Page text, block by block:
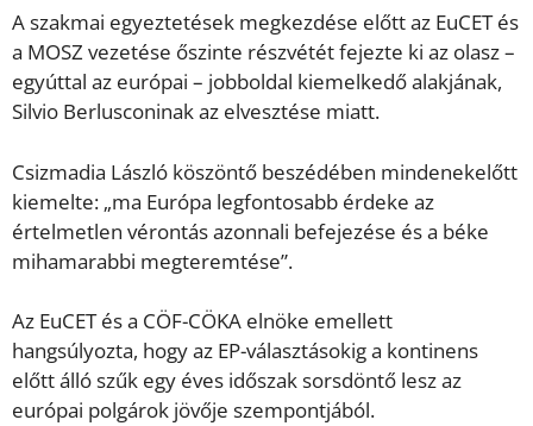
A szakmai egyeztetések megkezdése előtt az EuCET és
a MOSZ vezetése őszinte részvétét fejezte ki az olasz –
egyúttal az európai – jobboldal kiemelkedő alakjának,
Silvio Berlusconinak az elvesztése miatt.
Csizmadia László köszöntő beszédében mindenekelőtt
kiemelte: „ma Európa legfontosabb érdeke az
értelmetlen vérontás azonnali befejezése és a béke
mihamarabbi megteremtése”.
Az EuCET és a CÖF-CÖKA elnöke emellett
hangsúlyozta, hogy az EP-választásokig a kontinens
előtt álló szűk egy éves időszak sorsdöntő lesz az
európai polgárok jövője szempontjából.